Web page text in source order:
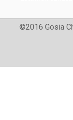
©2016 Gosia